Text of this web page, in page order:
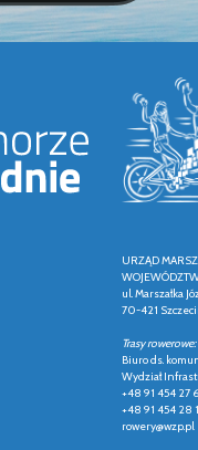
URZĄD
ul. Marszałka
70-421
Trasy rowerowe:
Biuro ds.
Wydział
+48 91 454 27
+48 91 454 28
rowery@wzp.pl